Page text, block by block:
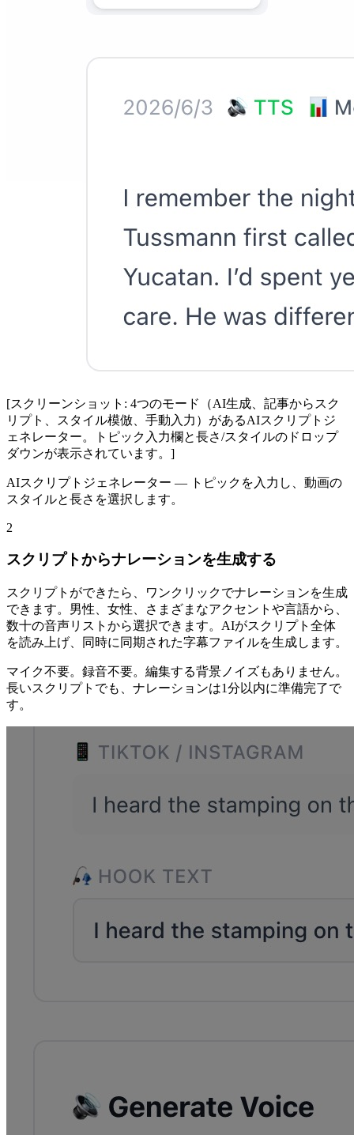
[スクリーンショット: 4つのモード（AI生成、記事からスク
リプト、スタイル模倣、手動入力）があるAIスクリプトジ
ェネレーター。トピック入力欄と長さ/スタイルのドロップ
ダウンが表示されています。]
AIスクリプトジェネレーター — トピックを入力し、動画の
スタイルと長さを選択します。
2
スクリプトからナレーションを生成する
スクリプトができたら、ワンクリックでナレーションを生成
できます。男性、女性、さまざまなアクセントや言語から、
数十の音声リストから選択できます。AIがスクリプト全体
を読み上げ、同時に同期された字幕ファイルを生成します。
マイク不要。録音不要。編集する背景ノイズもありません。
長いスクリプトでも、ナレーションは1分以内に準備完了で
す。